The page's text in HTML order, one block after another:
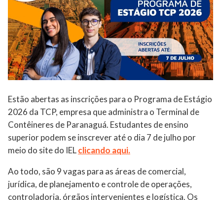
Estão abertas as inscrições para o Programa de Estágio
2026 da TCP, empresa que administra o Terminal de
Contêineres de Paranaguá. Estudantes de ensino
superior podem se inscrever até o dia 7 de julho por
meio do site do IELclicando aqui.
Ao todo, são 9 vagas para as áreas de comercial,
jurídica, de planejamento e controle de operações,
controladoria, órgãos intervenientes e logística. Os